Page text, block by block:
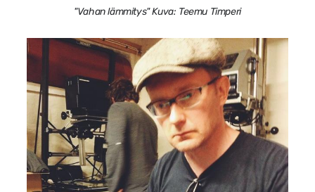
"Vahan lämmitys" Kuva: Teemu Timperi